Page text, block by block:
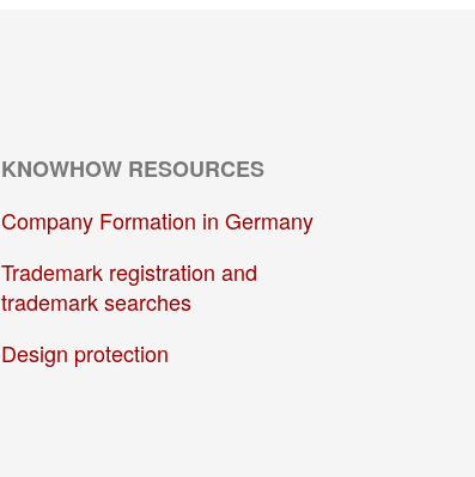
KNOWHOW RESOURCES
Company Formation in Germany
Trademark registration and
trademark searches
Design protection